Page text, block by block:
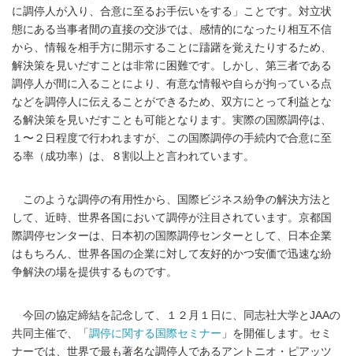
に調停人が入り、合意に至るお手伝いをする」ことです。対立状
態にある当事者間の直接の交渉では、感情的になったり相互不信
から、情報を相手方に開示することに躊躇を覚えたりするため、
解決策を見いだすことは非常に困難です。しかし、第三者である
調停人が間に入ることにより、有意な情報や自らが拘っている点
などを調停人に伝えることができるため、双方にとって利益とな
る解決策を見いだすことも可能となります。実際の国際調停は、
１〜２日程度で行われますが、この国際調停の手続内で合意に至
る率（成功率）は、８割以上と言われています。
このような調停の有用性から、国際ビジネス紛争の解決方法と
して、近時、世界各国において調停が注目されています。京都国
際調停センターは、日本初の国際調停センターとして、日本企業
はもちろん、世界各国の企業に対して友好的かつ安価で迅速な紛
争解決の場を提供するものです。
今回の協定締結を記念して、１２月１日に、同志社大学とJAAの
共同主催で、「 調停に関する国際セミナー 」を開催します。セミ
ナーでは、世界で最も著名な調停人であるアントニオ・ピアッツ